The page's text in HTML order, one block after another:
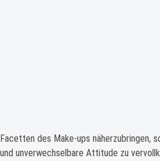
Facetten des Make-ups näherzubringen,
und unverwechselbare Attitude zu